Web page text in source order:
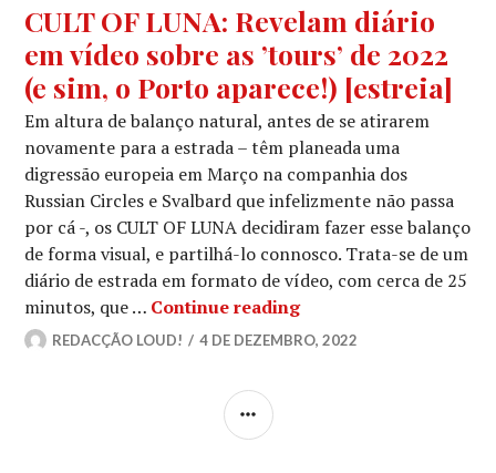
CULT OF LUNA: Revelam diário
em vídeo sobre as ’tours’ de 2022
(e sim, o Porto aparece!) [estreia]
Em altura de balanço natural, antes de se atirarem
novamente para a estrada – têm planeada uma
digressão europeia em Março na companhia dos
Russian Circles e Svalbard que infelizmente não passa
por cá -, os CULT OF LUNA decidiram fazer esse balanço
de forma visual, e partilhá-lo connosco. Trata-se de um
diário de estrada em formato de vídeo, com cerca de 25
minutos, que … Continue readingCULT OF LUNA:
REDACÇÃO LOUD! 4 DE DEZEMBRO, 2022
SIDEBAR